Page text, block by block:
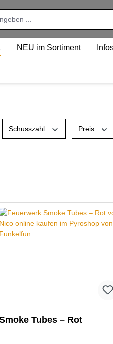
NEU im Sortiment
Schusszahl Preis
Tubes – Rot